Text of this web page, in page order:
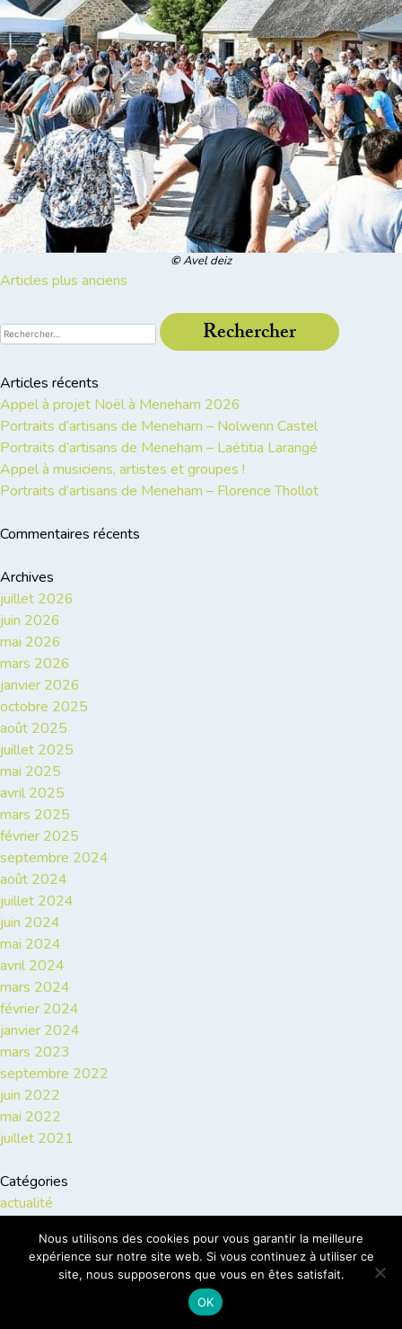
©Avel deiz
Navigation
des
articles
Articles plus anciens
Rechercher :
Articles récents
Appel à projet Noël à Meneham 2026
Portraits d’artisans de Meneham – Nolwenn Castel
Portraits d’artisans de Meneham – Laëtitia Larangé
Appel à musiciens, artistes et groupes !
Portraits d’artisans de Meneham – Florence Thollot
Commentaires récents
Archives
juillet 2026
juin 2026
mai 2026
mars 2026
janvier 2026
octobre 2025
août 2025
juillet 2025
mai 2025
avril 2025
mars 2025
février 2025
septembre 2024
août 2024
juillet 2024
juin 2024
mai 2024
avril 2024
mars 2024
février 2024
janvier 2024
mars 2023
septembre 2022
juin 2022
mai 2022
juillet 2021
Catégories
actualité
artisan
culture
Nous utilisons des cookies pour vous garantir la meilleure
expérience sur notre site web. Si vous continuez à utiliser ce
site, nous supposerons que vous en êtes satisfait.
OK